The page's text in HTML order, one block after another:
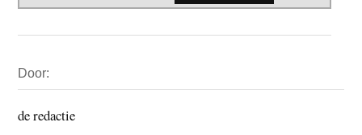
Sidebar
Door:
de redactie